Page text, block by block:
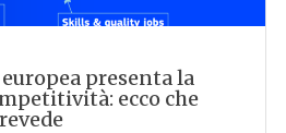
presenta la
ecco che